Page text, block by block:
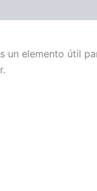
elemento útil